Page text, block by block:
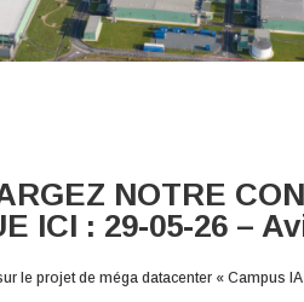
NOTRE
ICI : 29-05-26 –
le projet de méga datacenter « Campus